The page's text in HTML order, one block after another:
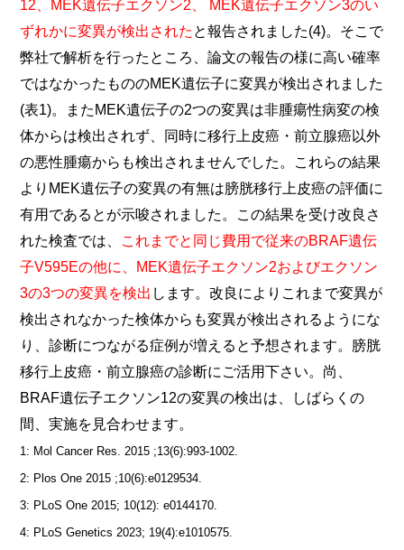
12、MEK遺伝子エクソン2、 MEK遺伝子エクソン3のい
ずれかに変異が検出された と報告されました(4)。そこで
弊社で解析を行ったところ、論文の報告の様に高い確率
ではなかったもののMEK遺伝子に変異が検出されました
(表1)。またMEK遺伝子の2つの変異は非腫瘍性病変の検
体からは検出されず、同時に移行上皮癌・前立腺癌以外
の悪性腫瘍からも検出されませんでした。これらの結果
よりMEK遺伝子の変異の有無は膀胱移行上皮癌の評価に
有用であるとが示唆されました。この結果を受け改良さ
れた検査では、 これまでと同じ費用で従来のBRAF遺伝
子V595Eの他に、MEK遺伝子エクソン2およびエクソン
3の3つの変異を検出 します。改良によりこれまで変異が
検出されなかった検体からも変異が検出されるようにな
り、診断につながる症例が増えると予想されます。膀胱
移行上皮癌・前立腺癌の診断にご活用下さい。尚、
BRAF遺伝子エクソン12の変異の検出は、しばらくの
間、実施を見合わせます。
1: Mol Cancer Res. 2015 ;13(6):993-1002.
2: Plos One 2015 ;10(6):e0129534.
3: PLoS One 2015; 10(12): e0144170.
4: PLoS Genetics 2023; 19(4):e1010575.